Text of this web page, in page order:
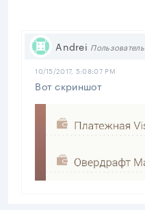
Andrei Пользователь
10/15/2017, 5:08:07 PM
Вот скриншот